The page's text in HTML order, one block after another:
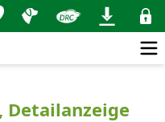
Detailanzeige